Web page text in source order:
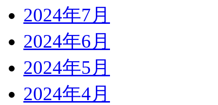
2024年7月
2024年6月
2024年5月
2024年4月